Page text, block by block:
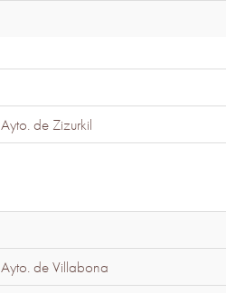
Ayto. de Zizurkil
Ayto. de Villabona